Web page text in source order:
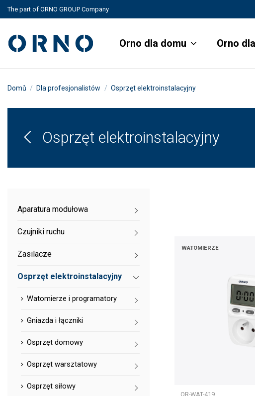
The part of ORNO GROUP Company
Orno dla domu Orno
Domů Dla profesjonalistów Osprzęt elektroinstalacyjny
Osprzęt elektroinstalacyjny
WATOMIERZE
OR-WAT-419
Aparatura modułowa
Czujniki ruchu
Zasilacze
Osprzęt elektroinstalacyjny
Watomierze i programatory
Gniazda i łączniki
Osprzęt domowy
Osprzęt warsztatowy
Osprzęt siłowy